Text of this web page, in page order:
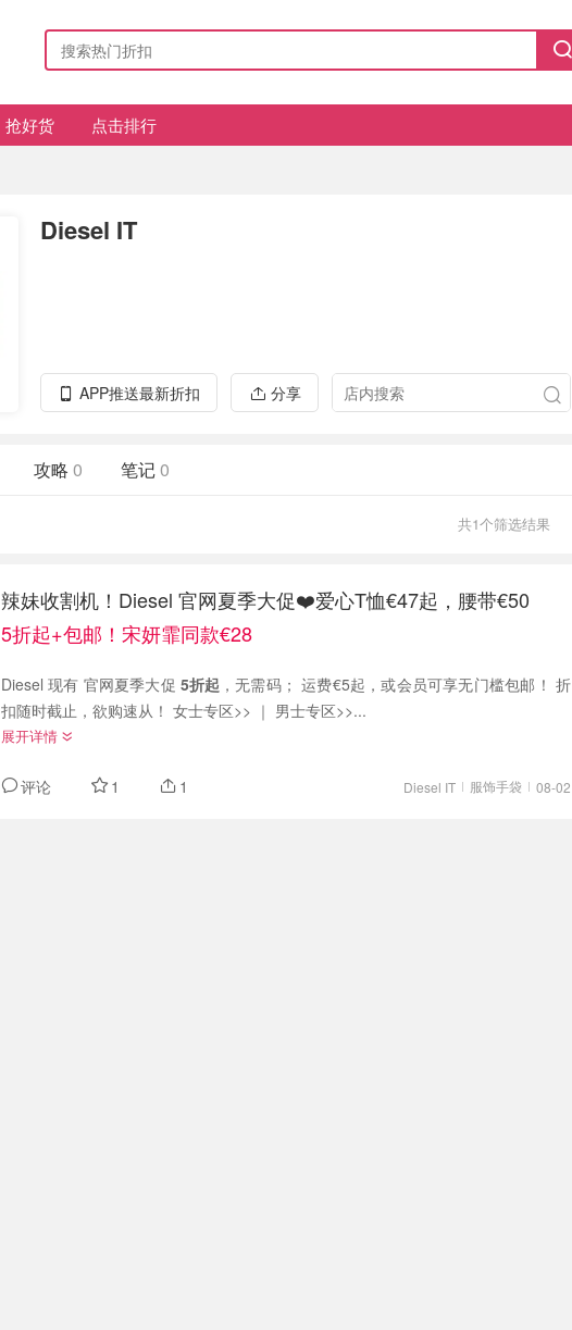
抢好货 点击排行
Diesel IT
APP推送最新折扣 分享
攻略 0 笔记0
共1个筛选结果
辣妹收割机！Diesel 官网夏季大促❤️爱心T恤€47起，腰带€50
5折起+包邮！宋妍霏同款€28
Diesel 现有 官网夏季大促 5折起 ，无需码； 运费€5起，或会员可享无门槛包邮！ 折
扣随时截止，欲购速从！ 女士专区>> ｜ 男士专区>>...
展开详情
评论 1 1 Diesel IT 服饰手袋 08-02